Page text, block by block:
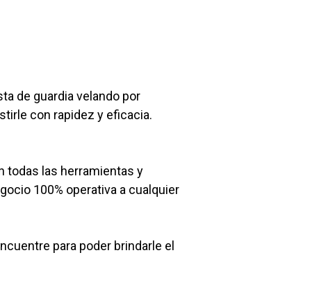
de guardia velando por
con rapidez y eficacia.
todas las herramientas y
100% operativa a cualquier
para poder brindarle el